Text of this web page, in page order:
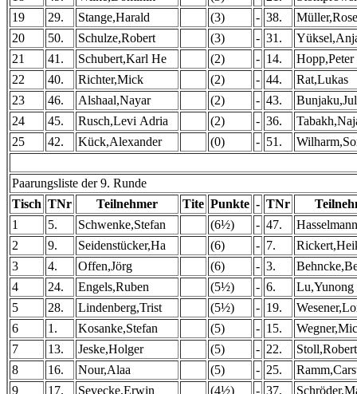
19
29. Stange,Harald (3) - 38.
20
50. Schulze,Robert (3) - 31.
21
41. Schubert,Karl He (2) - 14.
Hopp,Peter
22
40. Richter,Mick (2) - 44.
Rat,Lukas
23
46. Alshaal,Nayar (2) - 43.
24
45. Rusch,Levi Adria (2) - 36.
25
42. Kück,Alexander (0) - 51.
Paarungsliste der 9. Runde
Tisch TNr Teilnehmer Tite Punkte - TNr
1
5. Schwenke,Stefan (6½) - 47.
2
9. Seidenstücker,Ha (6) - 7.
3
4. Offen,Jörg (6) - 3.
4
24. Engels,Ruben (5½) - 6.
Lu,Yunong
5
28. Lindenberg,Trist (5½) - 19.
6
1. Kosanke,Stefan (5) - 15.
7
13. Jeske,Holger (5) - 22.
Stoll,Robert
8
16. Nour,Alaa (5) - 25.
9
17. Sevecke,Erwin (4½) - 37.